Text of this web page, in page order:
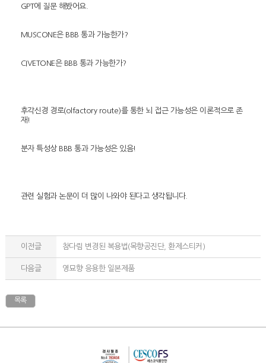
GPT에 질문 해봤어요.
MUSCONE은 BBB 통과 가능한가?
CIVETONE은 BBB 통과 가능한가?
후각신경 경로(olfactory route)를 통한 뇌 접근 가능성은 이론적으로 존
재!
분자 특성상 BBB 통과 가능성은 있음!
관련 실험과 논문이 더 많이 나와야 된다고 생각됩니다.
이전글 참다림 변경된 복용법(목향공진단, 환제스티커)
다음글 영묘향 응용한 일본제품
목록